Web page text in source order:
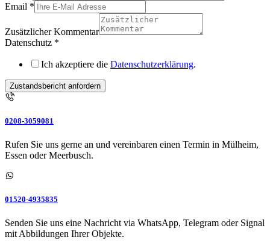
Email *
Zusätzlicher Kommentar
Datenschutz *
Ich akzeptiere die Datenschutzerklärung.
Zustandsbericht anfordern
0208-3059081
Rufen Sie uns gerne an und vereinbaren einen Termin in Mülheim,
Essen oder Meerbusch.
01520-4935835
Senden Sie uns eine Nachricht via WhatsApp, Telegram oder Signal
mit Abbildungen Ihrer Objekte.